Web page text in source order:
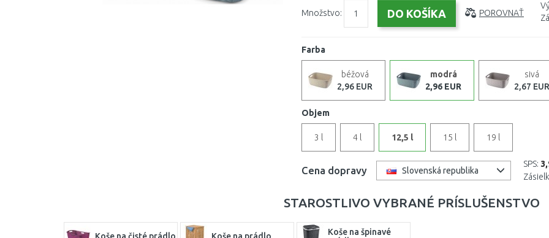
Množstvo: POROVNAŤ
Farba
béžová
2,96 EUR
modrá
2,96 EUR
sivá
2,67 EUR
Objem
3 l 4 l 12,5 l 15 l 19 l
Cena dopravy Slovenská republika
SPS:
STAROSTLIVO VYBRANÉ PRÍSLUŠENSTVO
Koše na špinavé